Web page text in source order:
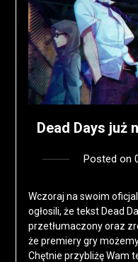
Dead Days już
Posted on
Wczoraj na swoim
ogłosili, że tekst Dead
przetłumaczony oraz
że premiery gry
Chętnie przybliżę Wam